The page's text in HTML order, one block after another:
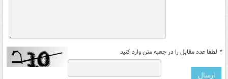
* لطفا عدد مقابل را در جعبه متن وارد کنید